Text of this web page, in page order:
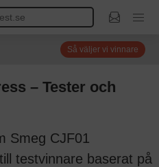
Så väljer vi vinnare
– Tester och
Smeg CJF01
testvinnare baserat på